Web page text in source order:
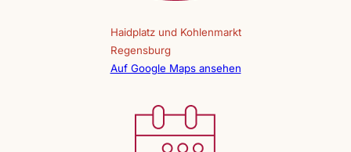
Haidplatz und Kohlenmarkt
Regensburg
Auf Google Maps ansehen